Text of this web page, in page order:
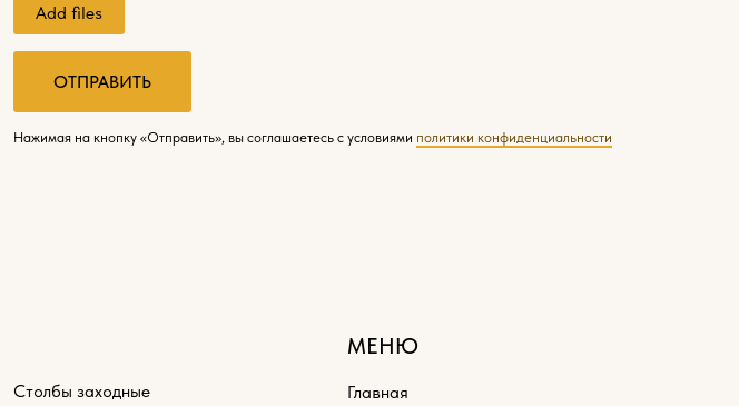
Add files
ОТПРАВИТЬ
Нажимая на кнопку «Отправить», вы соглашаетесь с условиями политики конфиденциальности
Главная
Столбы заходные
МЕНЮ